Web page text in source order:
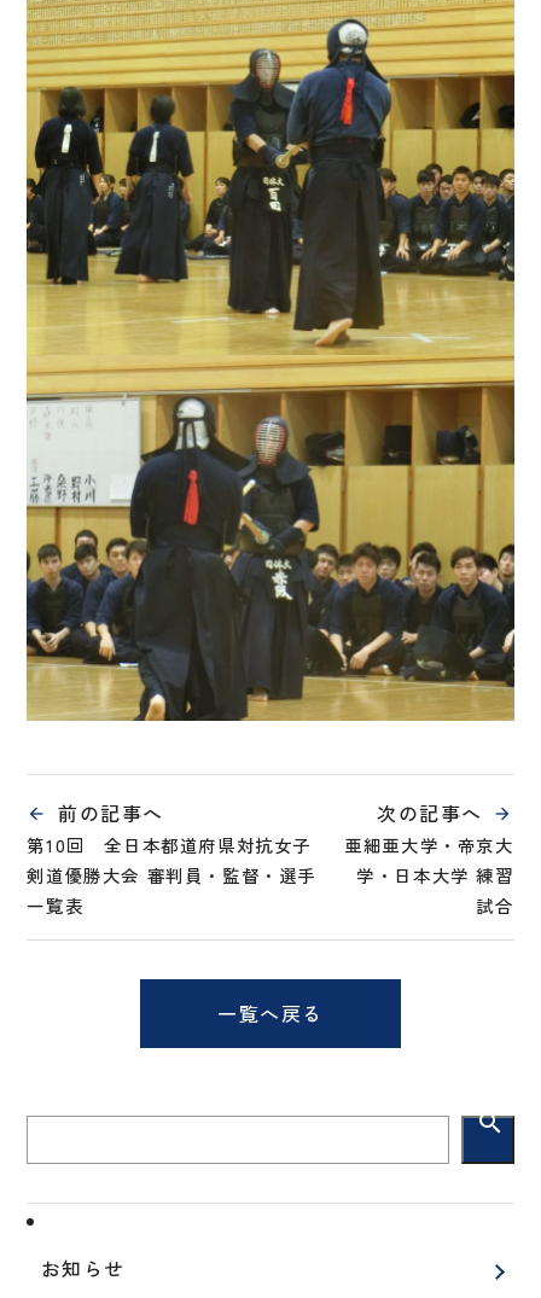
前の記事へ
第10回 全日本都道府県対抗女子
剣道優勝大会 審判員・監督・選手
一覧表
次の記事へ
亜細亜大学・帝京大
学・日本大学 練習
試合
一覧へ戻る
search
お知らせ